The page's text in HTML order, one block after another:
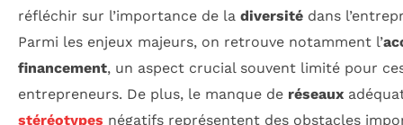
réfléchir sur l’importance de la diversité dans
Parmi les enjeux majeurs, on retrouve notamment l’
financement, un aspect crucial souvent limité pour
entrepreneurs. De plus, le manque de réseaux
stéréotypes négatifs représentent des obstacles